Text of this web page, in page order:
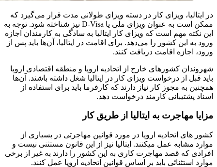
در ایتالیا، ویزای کار در دسته ویزای طولانی مدت قرار می‌گیرد که
ممکن است به عنوان ویزای ملی یا D-Visa نیز شناخته شود. توجه به
این نکته مهم است که ویزای کار ایتالیا به سادگی به کارمندان اجازه
ورود به این کشور را می‌دهد. برای اقامت در ایتالیا، آن‌ها باید پس از
ورود، اجازه اقامت دریافت کنند.
شهروندان کشورهای خارج از اتحادیه اروپا و منطقه اقتصادی اروپا
باید قبل از درخواست ویزای کار در ایتالیا شغل داشته باشند. آن‌ها
همچنین به مجوز کار نیاز دارند که کارفرما باید برای استفاده از
اسناد پشتیبانی کارمند درخواست دهد.
مزایا مهاجرت به ایتالیا از طریق کار
کشور های اتحادیه اروپا در مورد قوانین مهاجرتی در بسیاری از
موارد مشابه عمل میکنند. ایتالیا نیز از این قانون مستثنی نیست و
افرادی که قصد مهاجرت کاری به این کشور را دارند به غیر از برخی
موارد استثنائی باید بر اساس قوانین اتحادیه اروپا عمل کنند.